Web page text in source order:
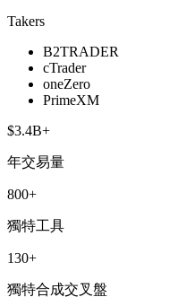
Takers
B2TRADER
cTrader
oneZero
PrimeXM
$3.4B+
年交易量
800+
獨特工具
130+
獨特合成交叉盤